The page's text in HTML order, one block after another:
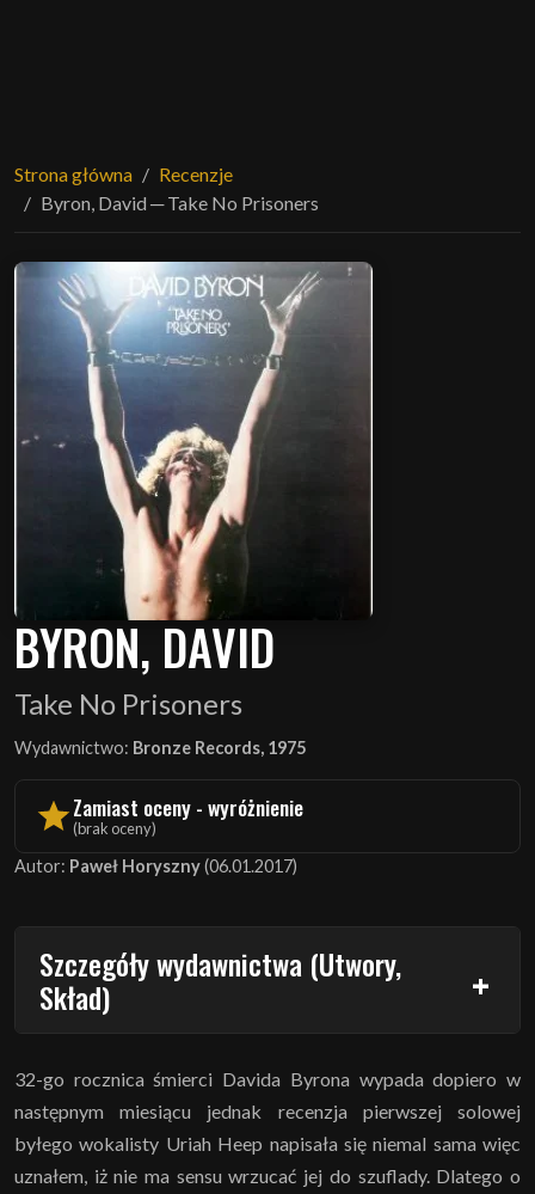
Strona główna
Recenzje
Byron, David ─ Take No Prisoners
BYRON, DAVID
Take No Prisoners
Wydawnictwo: Bronze Records, 1975
Zamiast oceny - wyróżnienie
(brak oceny)
Autor: Paweł Horyszny(06.01.2017)
Szczegóły wydawnictwa (Utwory,
Skład)
32-go rocznica śmierci Davida Byrona wypada dopiero w
następnym miesiącu jednak recenzja pierwszej solowej
byłego wokalisty Uriah Heep napisała się niemal sama więc
uznałem, iż nie ma sensu wrzucać jej do szuflady. Dlatego o